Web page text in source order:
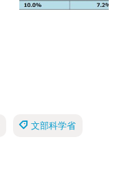
文部科学省